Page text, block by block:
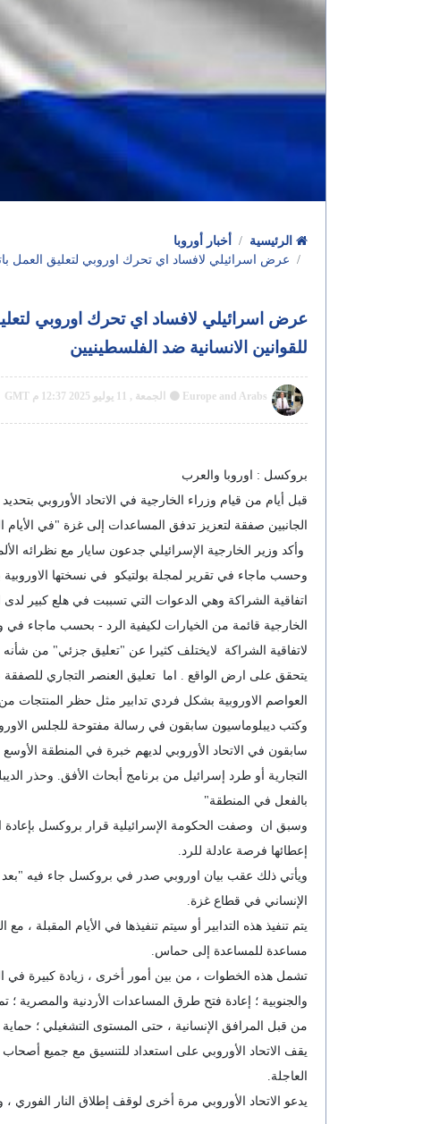
أخبار أوروبا
عرض اسرائيلي لافساد اي تحرك اوروبي لتعليق العمل
عرض اسرائيلي لافساد اي تحرك اوروبي
للقوانين الانسانية ضد الفلسطينيين
Europe and Arabs الجمعة , 11 يوليو 2025 12:37 م GMT
بروكسل : اوروبا والعرب
قبل أيام من قيام وزراء الخارجية في الاتحاد الأوروبي
الجانبين صفقة لتعزيز تدفق المساعدات إلى غزة "في الأيام
وأكد وزير الخارجية الإسرائيلي جدعون سايار مع نظرائه
وحسب ماجاء في تقرير لمجلة بولتيكو في نسختها
اتفاقية الشراكة وهي الدعوات التي تسببت في هلع كبير
الخارجية قائمة من الخيارات لكيفية الرد - بحسب ماجاء في
يتحقق على ارض الواقع . اما تعليق العنصر التجاري
العواصم الاوروبية بشكل فردي تدابير مثل حظر المنتجات من الضفة
وكتب ديبلوماسيون سابقون في رسالة مفتوحة للجلس
سابقون في الاتحاد الأوروبي لديهم خبرة في المنطقة الأوسع
التجارية أو طرد إسرائيل من برنامج أبحاث الأفق. وحذر
بالفعل في المنطقة"
وسبق ان وصفت الحكومة الإسرائيلية قرار بروكسل بإعادة
إعطائها فرصة عادلة للرد.
ويأتي ذلك عقب بيان اوروبي صدر في بروكسل جاء فيه "بعد
الإنساني في قطاع غزة.
يتم تنفيذ هذه التدابير أو سيتم تنفيذها في الأيام
مساعدة للمساعدة إلى حماس.
تشمل هذه الخطوات ، من بين أمور أخرى ، زيادة كبيرة في
والجنوبية ؛ إعادة فتح طرق المساعدات الأردنية والمصرية ؛
من قبل المرافق الإنسانية ، حتى المستوى التشغيلي ؛ حماية
يقف الاتحاد الأوروبي على استعداد للتنسيق مع جميع
العاجلة.
يدعو الاتحاد الأوروبي مرة أخرى لوقف إطلاق النار الفوري